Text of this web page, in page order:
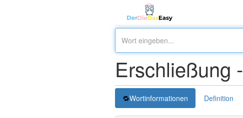
Erschließung -
Wortinformationen Definition